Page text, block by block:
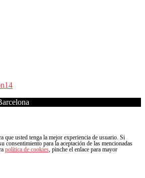
14
que usted tenga la mejor experiencia de usuario. Si
consentimiento para la aceptación de las mencionadas
política de cookies, pinche el enlace para mayor